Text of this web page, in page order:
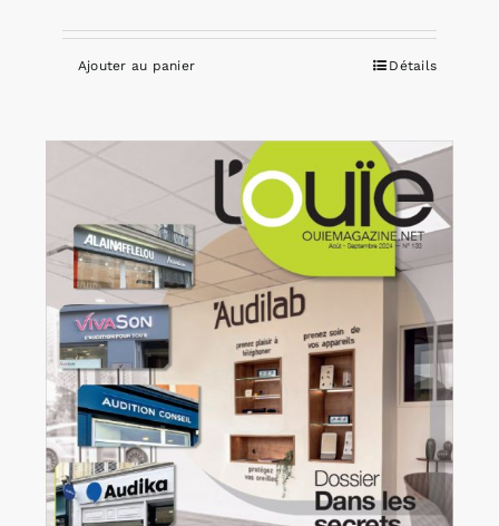
Ajouter au panier Détails